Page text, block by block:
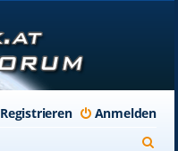
Anmelden
Registrieren